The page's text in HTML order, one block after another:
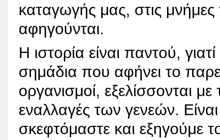
καταγωγής μας, στις
αφηγούνται.
Η ιστορία είναι παντού,
σημάδια που αφήνει το
οργανισμοί, εξελίσσονται
εναλλαγές των γενεών.
σκεφτόμαστε και εξηγούμε